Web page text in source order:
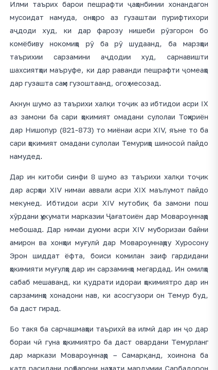
Илми таърих барои пешрафти ҷаҳонбинии хонандагон
мусоидат намуда, онҳоро аз гузаштаи пурифтихори
аҷдоди худ, ки дар фарозу нишеби рӯзгорон бо
комёбиву нокомиҳо рӯ ба рӯ шудаанд, ба марзҳои
таърихии сарзамини аҷдодии худ, сарнавишти
шахсиятҳои маъруфе, ки дар раванди пешрафти ҷомеаҳо
дар гузашта саҳм гузоштаанд, огоҳ месозад.
Акнун шумо аз таърихи халқи тоҷик аз ибтидои асри IX
аз замони ба сари ҳокимият омадани сулолаи Тоҳириён
дар Нишопур (821-873) то миёнаи асри XIV, яъне то ба
сари ҳокимият омадани сулолаи Темуриҳо шиносоӣ пайдо
намудед.
Дар ин китоби синфи 8 шумо аз таърихи халқи тоҷик
дар асрҳои XIV нимаи аввали асри XIX маълумот пайдо
мекунед. Ибтидои асри XIV мутобиқ ба замони пош
хӯрдани ҳукумати марказии Ҷағатоиён дар Мовароуннаҳр
мебошад. Дар нимаи дуюми асри XIV муборизаи байни
амирон ва хонҳои муғулӣ дар Мовароуннаҳру Хуросону
Эрон шиддат ёфта, боиси комилан заиф гардидани
ҳокимияти муғулҳо дар ин сарзаминҳо мегардад. Ин омилҳо
сабаб мешаванд, ки қудрати идораи ҳокимиятро дар ин
сарзаминҳо хонадони нав, ки асосгузори он Темур буд,
ба даст гирад.
Бо такя ба сарчашмаҳои таърихӣ ва илмӣ дар ин ҷо дар
бораи чӣ гуна ҳокимиятро ба даст овардани Темурланг
дар маркази Мовароуннаҳр – Самарқанд, хоинона ба
қатл расидани роҳбарони наҳзати мардумии Сарбадорон